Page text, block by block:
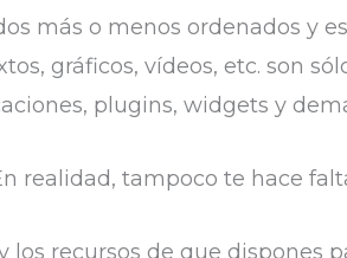
más o menos ordenados y
gráficos, vídeos, etc. son
plugins, widgets y
realidad, tampoco te hace
los recursos de que dispones